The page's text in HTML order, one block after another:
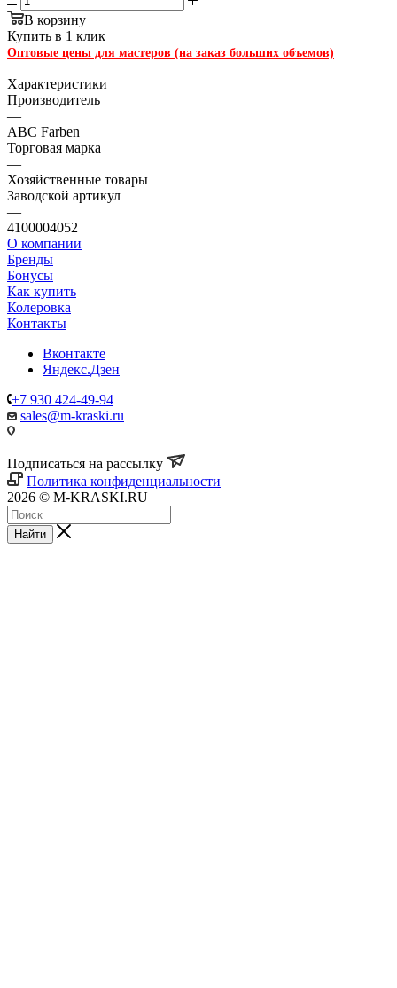
В корзину
Купить в 1 клик
Оптовые цены для мастеров (на заказ больших объемов)
Характеристики
Производитель
—
ABC Farben
Торговая марка
—
Хозяйственные товары
Заводской артикул
—
4100004052
О компании
Бренды
Бонусы
Как купить
Колеровка
Контакты
Вконтакте
Яндекс.Дзен
+7 930 424-49-94
sales@m-kraski.ru
Подписаться на рассылку
Политика конфиденциальности
2026 © M-KRASKI.RU
Найти